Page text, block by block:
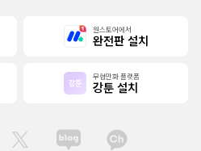
원스토어에서
완전판 설치
무협만화 플랫폼
강툰 설치